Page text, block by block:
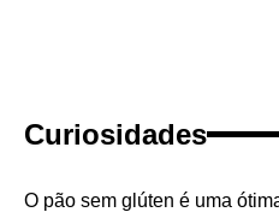
Curiosidades
O pão sem glúten é uma